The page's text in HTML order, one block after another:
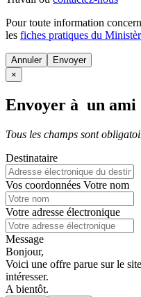
Pour toute information
les fiches pratiques du
Annuler
×
Envoyer à un ami
Tous les champs sont
Destinataire
Vos coordonnées Votre nom
Votre adresse électronique
Message
Bonjour,
Voici une offre parue sur le
intéresser.
A bientôt.